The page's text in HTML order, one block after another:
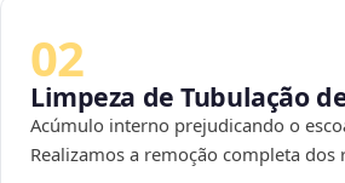
02
Limpeza de Tubulação
Acúmulo interno prejudicando o
Realizamos a remoção completa dos